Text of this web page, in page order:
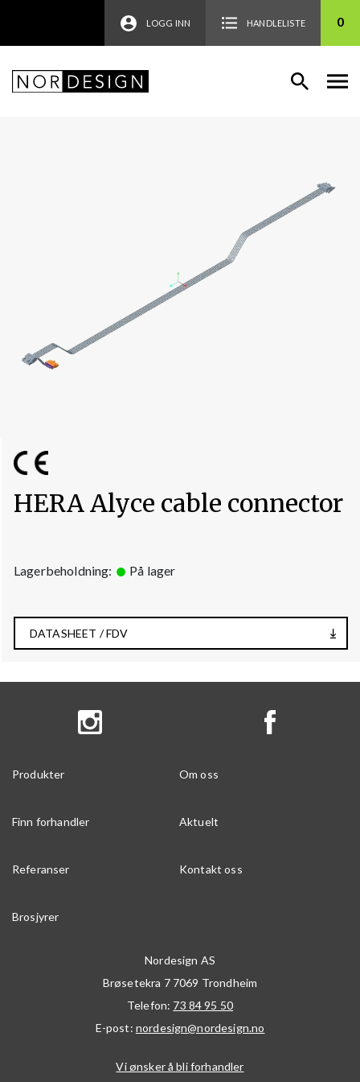
LOGG INN HANDLELISTE 0
HERA Alyce cable connector
Lagerbeholdning: På lager
DATASHEET / FDV
Produkter Om oss
Finn forhandler Aktuelt
Referanser Kontakt oss
Brosjyrer
Nordesign AS
Brøsetekra 7 7069 Trondheim
Telefon: 73 84 95 50
E-post: nordesign@nordesign.no
Vi ønsker å bli forhandler